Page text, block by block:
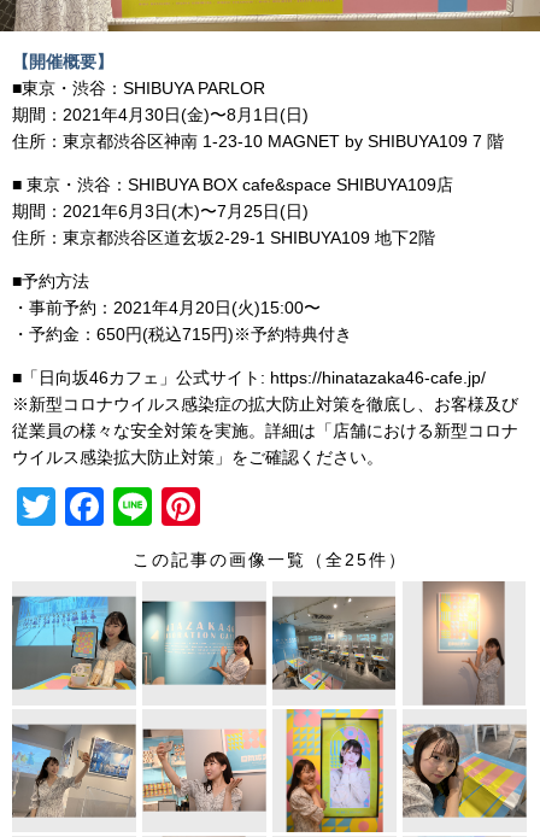
【開催概要】
■東京・渋谷：SHIBUYA PARLOR
期間：2021年4月30日(金)〜8月1日(日)
住所：東京都渋谷区神南 1-23-10 MAGNET by SHIBUYA109 7 階
■ 東京・渋谷：SHIBUYA BOX cafe&space SHIBUYA109店
期間：2021年6月3日(木)〜7月25日(日)
住所：東京都渋谷区道玄坂2-29-1 SHIBUYA109 地下2階
■予約方法
・事前予約：2021年4月20日(火)15:00〜
・予約金：650円(税込715円)※予約特典付き
■「日向坂46カフェ」公式サイト: https://hinatazaka46-cafe.jp/
※新型コロナウイルス感染症の拡大防止対策を徹底し、お客様及び
従業員の様々な安全対策を実施。詳細は「店舗における新型コロナ
ウイルス感染拡大防止対策」をご確認ください。
T
er
F
e
b
o
o
k
Li
n
nt
e
st
この記事の画像一覧（全25件）